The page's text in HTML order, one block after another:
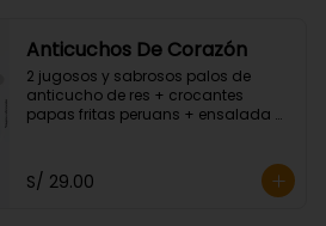
Anticuchos De Corazón
2 jugosos y sabrosos palos de
anticucho de res + crocantes
papas fritas peruans + ensalada
S/ 29.00